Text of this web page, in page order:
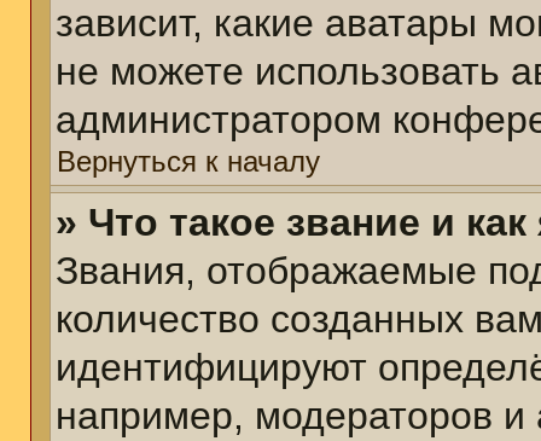
зависит, какие аватары
не можете использовать
администратором
Вернуться к началу
» Что такое звание и
Звания, отображаемые
количество созданных
идентифицируют
например, модераторов